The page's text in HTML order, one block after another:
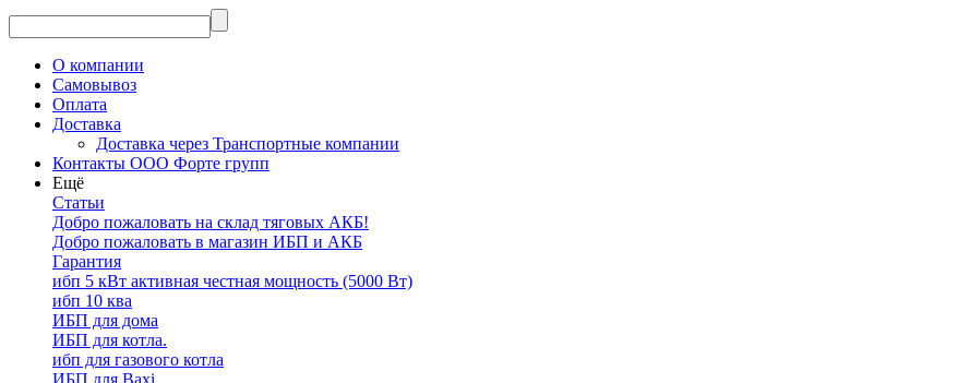
О компании
Самовывоз
Оплата
Доставка
Доставка через Транспортные компании
Контакты ООО Форте групп
Ещё
Статьи
Добро пожаловать на склад тяговых АКБ!
Добро пожаловать в магазин ИБП и АКБ
Гарантия
ибп 5 кВт активная честная мощность (5000 Вт)
ибп 10 ква
ИБП для дома
ИБП для котла.
ибп для газового котла
ИБП для Baxi